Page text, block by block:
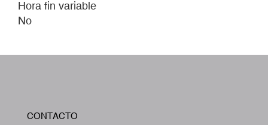
Hora fin variable
No
CONTACTO